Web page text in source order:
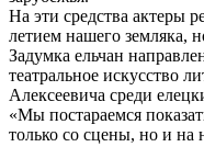
На эти средства актеры
летием нашего земляка,
Задумка ельчан
театральное искусство
Алексеевича среди
«Мы постараемся
только со сцены, но и на